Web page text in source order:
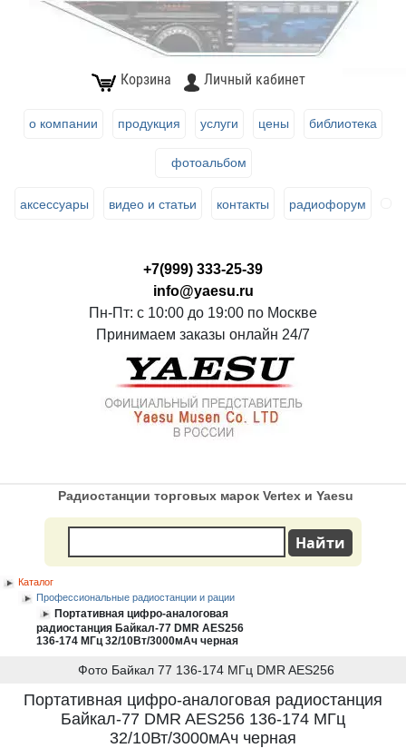
Корзина Личный кабинет
о компании продукция услуги цены библиотека
фотоальбом
аксессуары видео и статьи контакты радиофорум
+7(999) 333-25-39
info@yaesu.ru
Пн-Пт: с 10:00 до 19:00 по Москве
Принимаем заказы онлайн 24/7
Радиостанции торговых марок Vertex и Yaesu
Каталог
Профессиональные радиостанции и рации
Портативная цифро-аналоговая
радиостанция Байкал-77 DMR AES256
136-174 МГц 32/10Вт/3000мАч черная
Фото Байкал 77 136-174 МГц DMR AES256
Портативная цифро-аналоговая радиостанция
Байкал-77 DMR AES256 136-174 МГц
32/10Вт/3000мАч черная